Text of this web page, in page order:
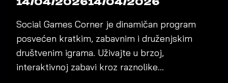
Social Games Corner je dinamičan program
posvećen kratkim, zabavnim i druženjskim
društvenim igrama. Uživajte u brzoj,
interaktivnoj zabavi kroz raznolike…